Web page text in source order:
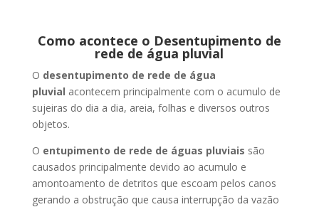
Como acontece o Desentupimento de
rede de água pluvial
O desentupimento de rede de água
pluvial acontecem principalmente com o acumulo de
sujeiras do dia a dia, areia, folhas e diversos outros
objetos.
O entupimento de rede de águas pluviais são
causados principalmente devido ao acumulo e
amontoamento de detritos que escoam pelos canos
gerando a obstrução que causa interrupção da vazão